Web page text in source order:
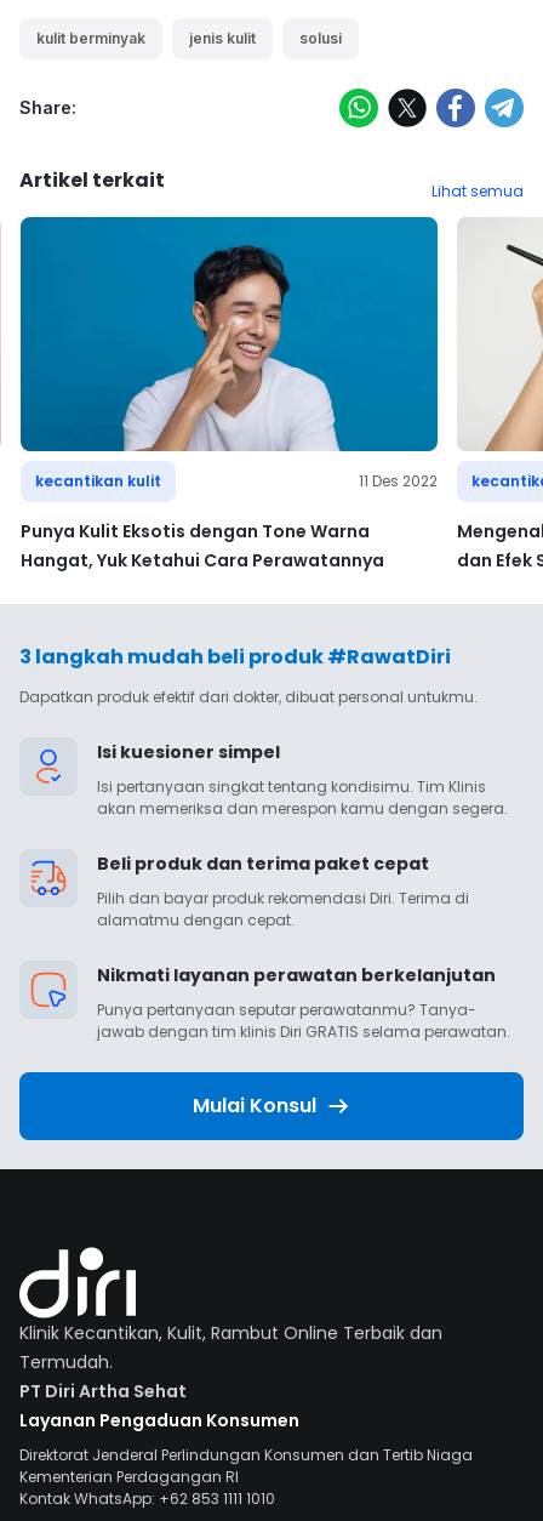
kulit berminyak jenis kulit solusi
Share:
Artikel terkait Lihat semua
kecantikan kulit 11 Des 2022
Punya Kulit Eksotis dengan Tone Warna
Hangat, Yuk Ketahui Cara Perawatannya
dan Efek
3 langkah mudah beli produk #RawatDiri
Dapatkan produk efektif dari dokter, dibuat personal untukmu.
Isi kuesioner simpel
Isi pertanyaan singkat tentang kondisimu. Tim Klinis
akan memeriksa dan merespon kamu dengan segera.
Beli produk dan terima paket cepat
Pilih dan bayar produk rekomendasi Diri. Terima di
alamatmu dengan cepat.
Nikmati layanan perawatan berkelanjutan
Punya pertanyaan seputar perawatanmu? Tanya-
jawab dengan tim klinis Diri GRATIS selama perawatan.
Mulai Konsul
Klinik Kecantikan, Kulit, Rambut Online Terbaik dan
Termudah.
PT Diri Artha Sehat
Layanan Pengaduan Konsumen
Direktorat Jenderal Perlindungan Konsumen dan Tertib Niaga
Kementerian Perdagangan RI
Kontak WhatsApp: +62 853 1111 1010